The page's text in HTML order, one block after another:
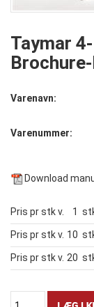
Taymar
Varenavn:
Varenummer:
Download
Pris pr stk v. 1
Pris pr stk v. 10
Pris pr stk v. 20